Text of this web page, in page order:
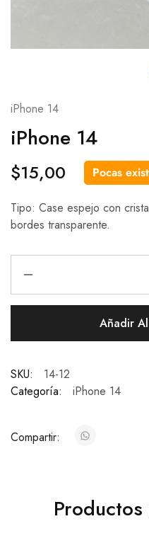
iPhone 14
iPhone 14
$15,00 Pocas
Tipo: Case espejo con
bordes transparente.
Añadir
SKU:
14-12
Categoría:
iPhone 14
Compartir: